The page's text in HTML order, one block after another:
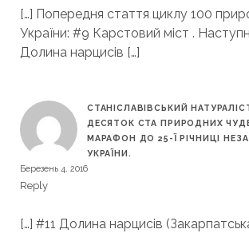
[…] Попередня стаття циклу 100
України: #9 Карстовий міст .
Долина нарцисів […]
СТАНІСЛАВІВСЬКИЙ
ДЕСЯТОК СТА ПРИРОДНИХ
МАРАФОН ДО 25-Ї РІЧНИЦІ
УКРАЇНИ.
Березень 4, 2016
Reply
[…] #11 Долина нарцисів